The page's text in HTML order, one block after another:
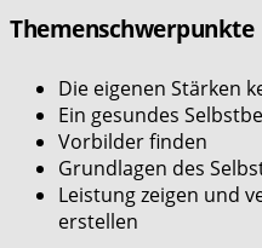
Themenschwerpunkte
Die eigenen Stärken
Ein gesundes
Vorbilder finden
Grundlagen des
Leistung zeigen und
erstellen